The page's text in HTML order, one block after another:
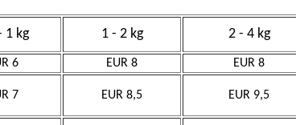
1 kg 1 - 2 kg 2 - 4 kg
6 EUR 8 EUR 8
7 EUR 8,5 EUR 9,5